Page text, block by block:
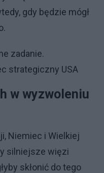
gdy będzie mógł
zadanie.
strategiczny USA
w wyzwoleniu
Niemiec i Wielkiej
silniejsze więzi
skłonić do tego